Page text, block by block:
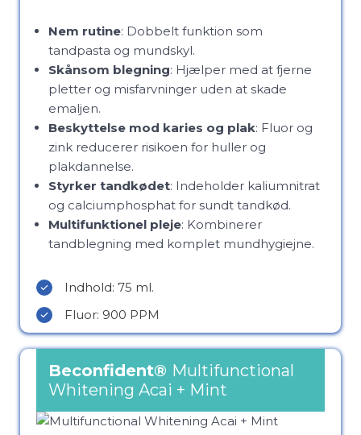
Nem rutine: Dobbelt funktion som
tandpasta og mundskyl.
Skånsom blegning: Hjælper med at fjerne
pletter og misfarvninger uden at skade
emaljen.
Beskyttelse mod karies og plak: Fluor og
zink reducerer risikoen for huller og
plakdannelse.
Styrker tandkødet: Indeholder kaliumnitrat
og calciumphosphat for sundt tandkød.
Multifunktionel pleje: Kombinerer
tandblegning med komplet mundhygiejne.
Indhold: 75 ml.
Fluor: 900 PPM
Beconfident® Multifunctional
Whitening Acai + Mint